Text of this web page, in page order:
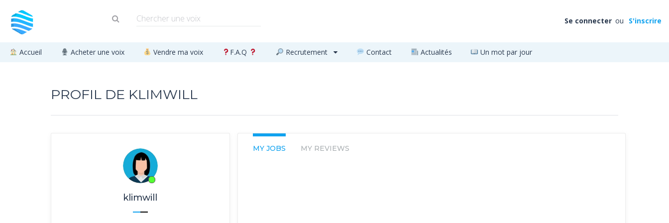
Se connecter ou S'inscrire
Accueil Acheter une voix Vendre ma voix F.A.Q Recrutement Contact Actualités Un mot par jour
PROFIL DE KLIMWILL
klimwill
MY JOBS MY REVIEWS